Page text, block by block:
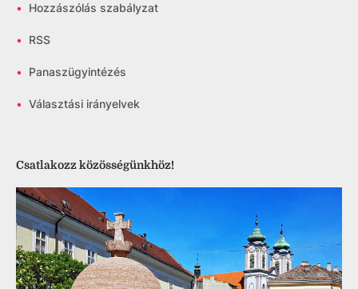
• Hozzászólás szabályzat
• RSS
• Panaszügyintézés
• Választási irányelvek
Csatlakozz közösségünkhöz!